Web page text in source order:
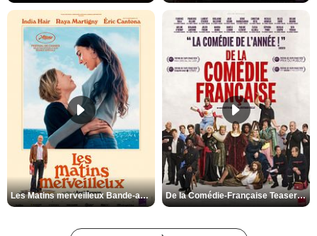
Les Matins merveilleux Bande-annonce VF De la Comédie-Française Teaser VF